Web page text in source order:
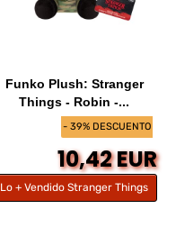
- 39% DESCUENTO
Funko Plush: Stranger
Things - Robin -...
10,42 EUR
Lo + Vendido Stranger Things